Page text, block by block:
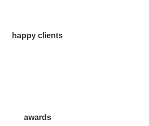
happy clients
awards